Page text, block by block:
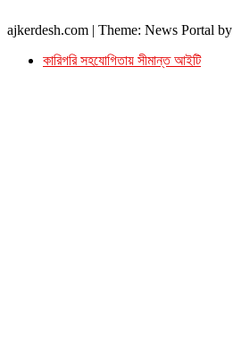
ajkerdesh.com | Theme: News Portal by
কারিগরি সহযোগিতায় সীমান্ত আইটি